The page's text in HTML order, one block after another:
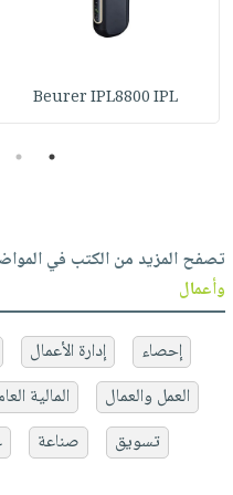
Beurer IPL8800 IPL
1
2
تصفح المزيد من الكتب في
وأعمال
إحصاء إدارة الأعمال
العمل والعمال
المالية
تسويق
صناعة